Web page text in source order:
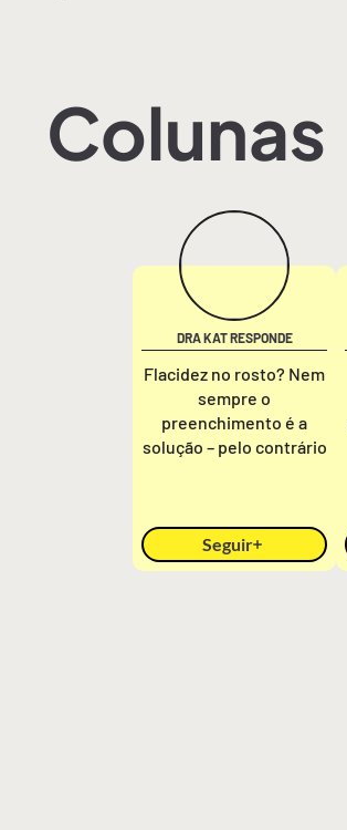
Colunas
DRA KAT RESPONDE
Flacidez no rosto? Nem
sempre o
preenchimento é a
solução – pelo contrário
Seguir